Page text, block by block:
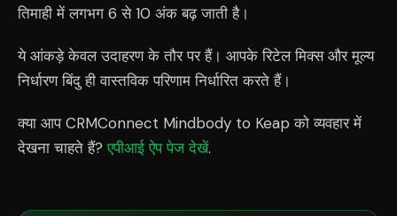
तिमाही में लगभग 6 से 10 अंक बढ़ जाती है।
ये आंकड़े केवल उदाहरण के तौर पर हैं। आपके रिटेल मिक्स और मूल्य
निर्धारण बिंदु ही वास्तविक परिणाम निर्धारित करते हैं।
क्या आप CRMConnect Mindbody to Keap को व्यवहार में
देखना चाहते हैं? एपीआई ऐप पेज देखें.